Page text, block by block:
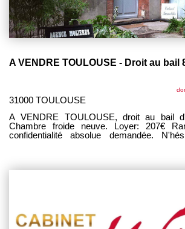
A VENDRE TOULOUSE - Droit au bail
31000 TOULOUSE
A VENDRE TOULOUSE, droit au bail d'une loge de 8m².
Chambre froide neuve. Loyer: 207€ Rare sur le secteur,
confidentialité absolue demandée. N'hésitez pas à nous